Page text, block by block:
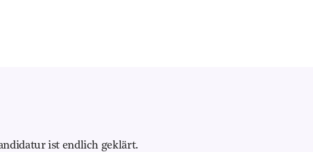
ist endlich geklärt.